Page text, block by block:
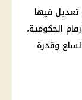
فيها
الحكومية،
وقدرة